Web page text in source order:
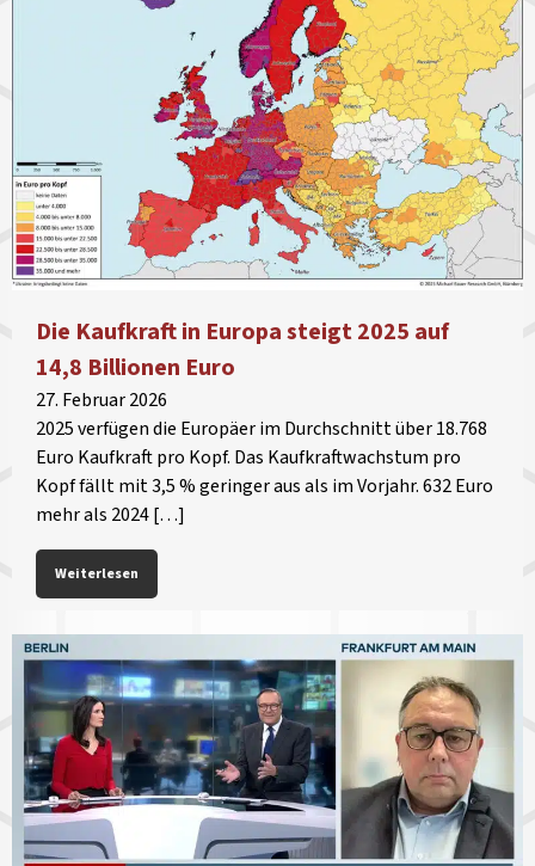
Die Kaufkraft in Europa steigt 2025 auf
14,8 Billionen Euro
27. Februar 2026
2025 verfügen die Europäer im Durchschnitt über 18.768
Euro Kaufkraft pro Kopf. Das Kaufkraftwachstum pro
Kopf fällt mit 3,5 % geringer aus als im Vorjahr. 632 Euro
mehr als 2024 […]
Weiterlesen